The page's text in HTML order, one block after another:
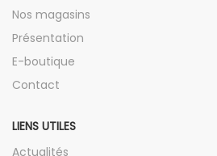
Nos magasins
Présentation
E-boutique
Contact
LIENS UTILES
Actualités